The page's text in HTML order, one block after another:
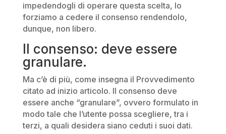
impedendogli di operare questa scelta, lo
forziamo a cedere il consenso rendendolo,
dunque, non libero.
Il consenso: deve essere
granulare.
Ma c’è di più, come insegna il Provvedimento
citato ad inizio articolo. Il consenso deve
essere anche “granulare”, ovvero formulato in
modo tale che l’utente possa scegliere, tra i
terzi, a quali desidera siano ceduti i suoi dati.